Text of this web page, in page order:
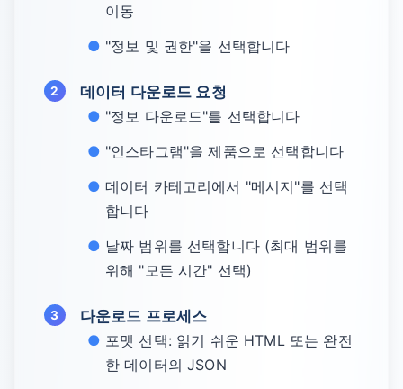
이동
"정보 및 권한"을 선택합니다
데이터 다운로드 요청
"정보 다운로드"를 선택합니다
"인스타그램"을 제품으로 선택합니다
데이터 카테고리에서 "메시지"를 선택
합니다
날짜 범위를 선택합니다 (최대 범위를
위해 "모든 시간" 선택)
다운로드 프로세스
포맷 선택: 읽기 쉬운 HTML 또는 완전
한 데이터의 JSON